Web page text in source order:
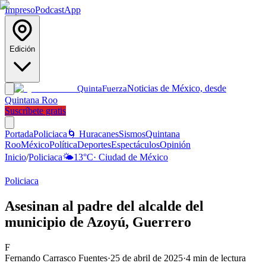
ImpresoPodcastApp
Edición
QuintaFuerzaNoticias de México, desde
Quintana Roo
Suscríbete gratis
PortadaPoliciaca 🌀 HuracanesSismosQuintana
RooMéxicoPolíticaDeportesEspectáculosOpinión
Inicio/Policiaca🌤️13°C· Ciudad de México
Policiaca
Asesinan al padre del alcalde del
municipio de Azoyú, Guerrero
F
Fernando Carrasco Fuentes·25 de abril de 2025·4 min de lectura